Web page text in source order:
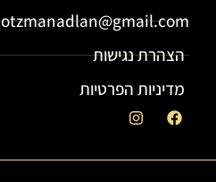
otzmanadlan@gmail.com
הצהרת נגישות
מדיניות הפרטיות